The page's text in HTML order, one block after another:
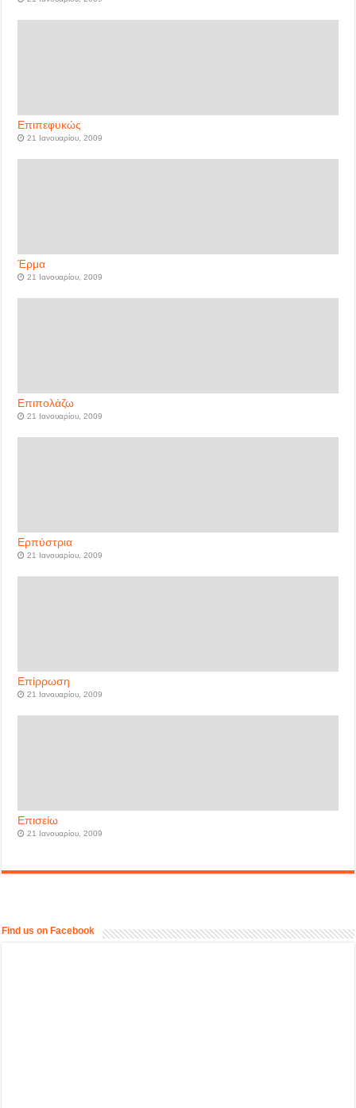
Επιπεφυκώς
21 Ιανουαρίου, 2009
Έρμα
21 Ιανουαρίου, 2009
Επιπολάζω
21 Ιανουαρίου, 2009
Ερπύστρια
21 Ιανουαρίου, 2009
Επίρρωση
21 Ιανουαρίου, 2009
Επισείω
21 Ιανουαρίου, 2009
Find us on Facebook